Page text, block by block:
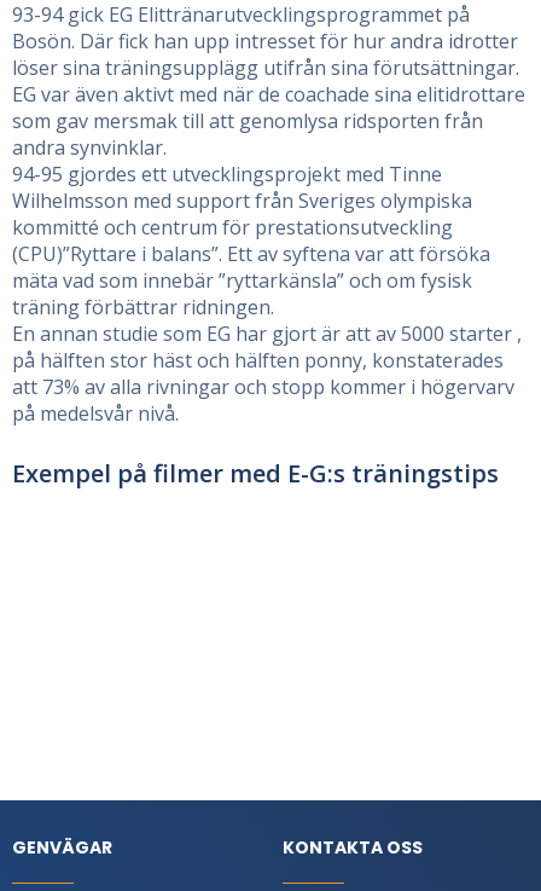
93-94 gick EG Elittränarutvecklingsprogrammet på
Bosön. Där fick han upp intresset för hur andra idrotter
löser sina träningsupplägg utifrån sina förutsättningar.
EG var även aktivt med när de coachade sina elitidrottare
som gav mersmak till att genomlysa ridsporten från
andra synvinklar.
94-95 gjordes ett utvecklingsprojekt med Tinne
Wilhelmsson med support från Sveriges olympiska
kommitté och centrum för prestationsutveckling
(CPU)”Ryttare i balans”. Ett av syftena var att försöka
mäta vad som innebär ”ryttarkänsla” och om fysisk
träning förbättrar ridningen.
En annan studie som EG har gjort är att av 5000 starter ,
på hälften stor häst och hälften ponny, konstaterades
att 73% av alla rivningar och stopp kommer i högervarv
på medelsvår nivå.
Exempel på filmer med E-G:s träningstips
GENVÄGAR KONTAKTA OSS